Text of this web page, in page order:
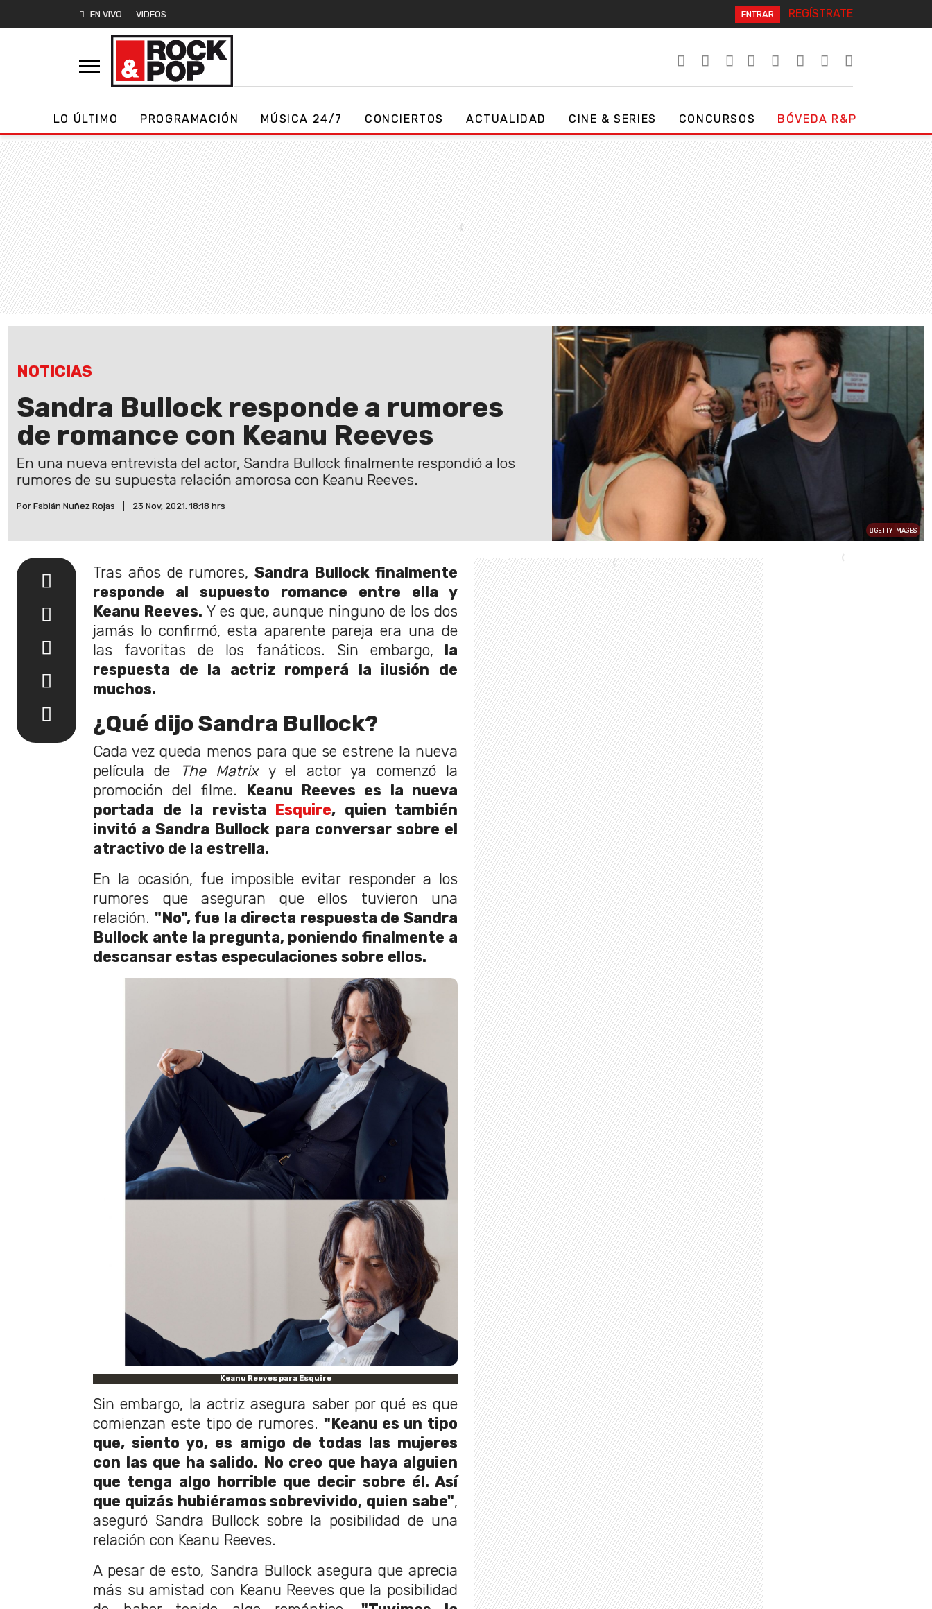
EN VIVO VIDEOS ENTRAR REGÍSTRATE
LO ÚLTIMO PROGRAMACIÓN MÚSICA 24/7 CONCIERTOS ACTUALIDAD CINE & SERIES CONCURSOS BÓVEDA R&P
NOTICIAS
Sandra Bullock responde a rumores
de romance con Keanu Reeves
En una nueva entrevista del actor, Sandra Bullock finalmente respondió a los
rumores de su supuesta relación amorosa con Keanu Reeves.
Por Fabián Nuñez Rojas 23 Nov, 2021. 18:18 hrs
GETTY IMAGES
Tras años de rumores,Sandra Bullock finalmente
responde al supuesto romance entre ella y
Keanu Reeves. Y es que, aunque ninguno de los dos
jamás lo confirmó, esta aparente pareja era una de
las favoritas de los fanáticos. Sin embargo, la
respuesta de la actriz romperá la ilusión de
muchos.
¿Qué dijo Sandra Bullock?
Cada vez queda menos para que se estrene la nueva
película de
The Matrix y el actor ya comenzó la
promoción del filme. Keanu Reeves es la nueva
portada de la revista Esquire, quien también
invitó a Sandra Bullock para conversar sobre el
atractivo de la estrella.
En la ocasión, fue imposible evitar responder a los
rumores que aseguran que ellos tuvieron una
relación. "No", fue la directa respuesta de Sandra
Bullock ante la pregunta, poniendo finalmente a
descansar estas especulaciones sobre ellos.
Keanu Reeves para Esquire
Sin embargo, la actriz asegura saber por qué es que
comienzan este tipo de rumores. "Keanu es un tipo
que, siento yo, es amigo de todas las mujeres
con las que ha salido. No creo que haya alguien
que tenga algo horrible que decir sobre él. Así
que quizás hubiéramos sobrevivido, quien sabe",
aseguró Sandra Bullock sobre la posibilidad de una
relación con Keanu Reeves.
A pesar de esto, Sandra Bullock asegura que aprecia
más su amistad con Keanu Reeves que la posibilidad